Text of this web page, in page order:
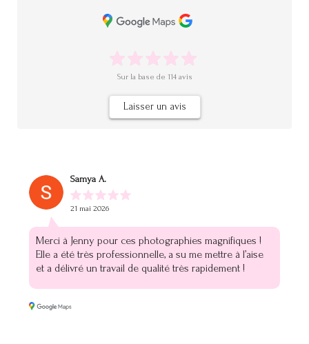
Sur la base de 114avis
Laisser un avis
Samya A.
21 mai 2026
Merci à Jenny pour ces photographies magnifiques !
Elle a été très professionnelle, a su me mettre à l’aise
et a délivré un travail de qualité très rapidement !